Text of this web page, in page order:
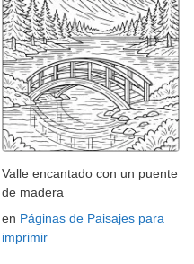
Valle encantado con un puente
de madera
en Páginas de Paisajes para
imprimir